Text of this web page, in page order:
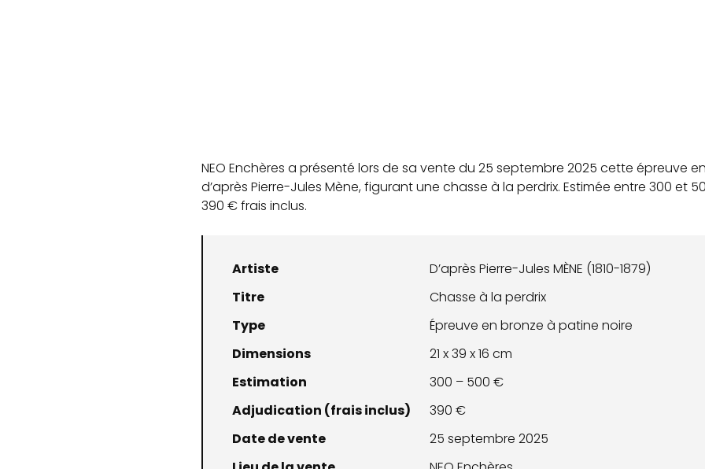
NEO Enchères a présenté lors de sa vente du 25 septembre 2025 cette épreuve
d’après Pierre-Jules Mène, figurant une chasse à la perdrix. Estimée entre 300 et
390 € frais inclus.
Artiste
D’après Pierre-Jules MÈNE (1810-1879)
Titre
Chasse à la perdrix
Type
Épreuve en bronze à patine noire
Dimensions
21 x 39 x 16 cm
Estimation
300 – 500 €
Adjudication (frais inclus)
390 €
Date de vente
25 septembre 2025